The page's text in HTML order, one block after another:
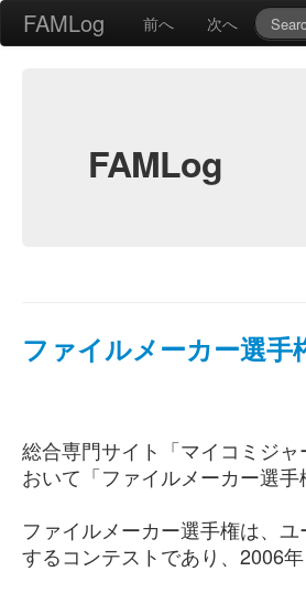
FAMLog 前へ 次へ
FAMLog
ファイルメーカー選手
総合専門サイト「マイコミジ
おいて「ファイルメーカー選手
ファイルメーカー選手権は、
するコンテストであり、2006